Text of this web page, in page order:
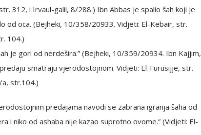
312, i Irvaul-galil, 8/288.) Ibn Abbas je spalio šah koji je
od oca. (Bejheki, 10/358/20933. Vidjeti: El-Kebair, str.
104.)
je gori od nerdešira.” (Bejheki, 10/359/20934. Ibn Kajjim,
smatraju vjerodostojnom. Vidjeti: El-Furusijje, str.
str.104.)
predajama navodi se zabrana igranja šaha od
i niko od ashaba nije kazao suprotno ovome.” (Vidjeti: El-